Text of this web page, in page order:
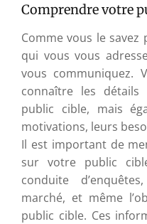
Comprendre votre
Comme vous le
qui vous vous
vous communiquez.
connaître les détails
public cible, mais
motivations, leurs
Il est important de
sur votre public
conduite
marché, et même
public cible. Ces